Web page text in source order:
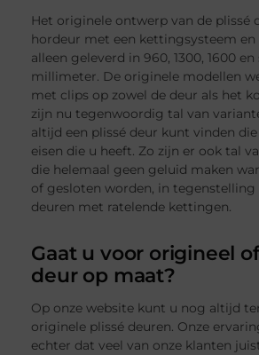
Het originele ontwerp van de plissé
hordeur met een kettingsysteem en
alleen geleverd in 960, 1300, 1600
millimeter. De originele modellen
met clips op zowel de deur als het
zijn nu tegenwoordig tal van
altijd een plissé deur kunt vinden
eisen die u heeft. Zo zijn er ook tal
die helemaal geen geluid maken
of gesloten worden, in
deuren met ratelende kettingen.
Gaat u voor origineel
deur op maat?
Op onze website kunt u nog altijd
originele plissé deuren. Onze
echter dat veel van onze klanten